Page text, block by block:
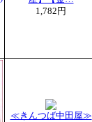
1,782円
≪きんつば中田屋≫